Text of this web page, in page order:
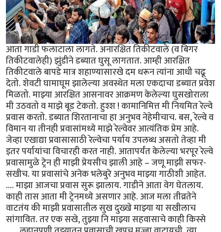
आता गाडी फलाटाला लागते. अनारक्षित तिकीटवाले (व बिगर
तिकीटवालेही) झुंडीने डब्यात घुसू लागतात. आम्ही आरक्षित
तिकीटवाले बापडे मात्र शहाण्यासारखे दम धरून त्यांना आधी चढू
देतो. शेवटी घामाघूम झालेल्या अवस्थेत मला एकदाचा डब्यात प्रवेश
मिळतो. माझ्या आरक्षित आसनावर आक्रमण केलेल्या घुसखोराला
मी उठवतो व माझे बूड टेकतो. हुश्श ! कामानिमित्त मी नियमित रेल्वे
प्रवास करतो. डब्यात शिरतानाचा हा अनुभव नेहेमीचाच. बस, रेल्वे व
विमान या तीनही प्रवासांमध्ये माझे रेल्वेवर आत्यंतिक प्रेम आहे.
जेव्हा एखाद्या प्रवासासाठी रेल्वेचा पर्याय उपलब्ध असतो तेव्हा मी
इतर पर्यायांचा विचारही करत नाही. आतापर्यंत केलेल्या भरपूर रेल्वे
प्रवासामुळे ट्रेन ही माझी प्रेयसीच झाली आहे – जणू माझी सफर-
सखीच. या प्रवासांचे अनेक भलेबुरे अनुभव माझ्या गाठीशी आहेत.
.... माझा आजचा प्रवास सुरू झालाय. गाडीने आता वेग घेतलाय.
काही तास आता मी ट्रेनमध्ये असणार आहे. आज मला तीव्रतेने
वाटतंय की माझी प्रवासातील सुख दुख्खे माझ्या या सखीलाच
सांगावित. तर एक सखे, तुझ्या नि माझ्या सहवासाचे काही किस्से